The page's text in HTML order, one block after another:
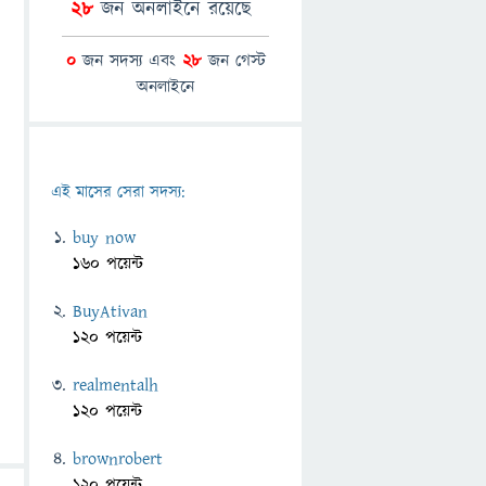
28জন অনলাইনে রয়েছে
0জন সদস্য এবং 28জন গেস্ট
অনলাইনে
এই মাসের সেরা সদস্য:
buy now
160 পয়েন্ট
BuyAtivan
120 পয়েন্ট
realmentalh
120 পয়েন্ট
brownrobert